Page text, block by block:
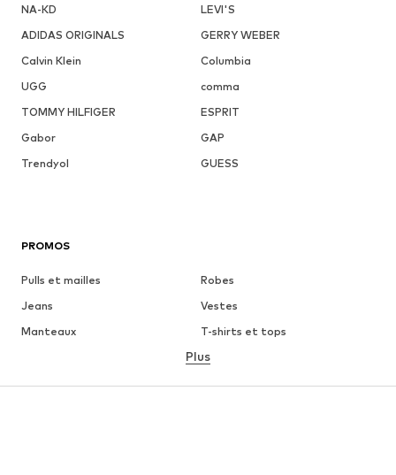
NA-KD
LEVI'S
ADIDAS ORIGINALS
GERRY WEBER
Calvin Klein
Columbia
UGG
comma
TOMMY HILFIGER
ESPRIT
Gabor
GAP
Trendyol
GUESS
PROMOS
Pulls et mailles
Robes
Jeans
Vestes
Manteaux
T-shirts et tops
Lingerie
Plus